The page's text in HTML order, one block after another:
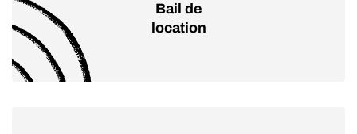
Bail de
location